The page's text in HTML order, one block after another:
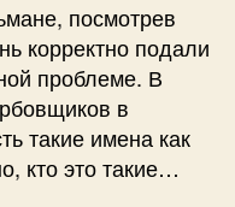
посмотрев
корректно подали
проблеме. В
в
такие имена как
кто это такие…